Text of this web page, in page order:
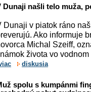
Dunaji našli telo muža,
Dunaji v piatok ráno
Ako informuje
Michal Szeiff,
života vo vodnom
diskusia
spolu s kumpánmi